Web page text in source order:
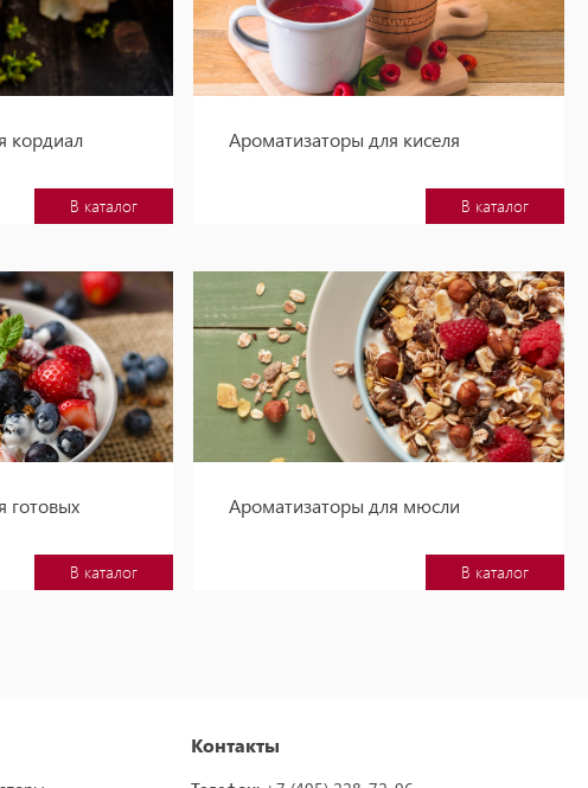
кордиал
В каталог
Ароматизаторы для киселя
В каталог
готовых
В каталог
Ароматизаторы для мюсли
В каталог
Контакты